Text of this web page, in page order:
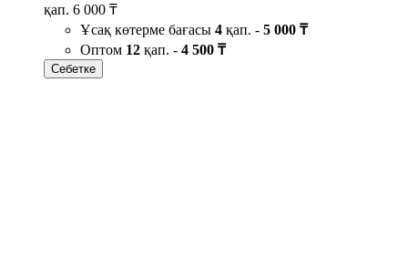
қап. 6 000 ₸
Ұсақ көтерме бағасы 4 қап. - 5 000 ₸
Оптом 12 қап. - 4 500 ₸
Себетке